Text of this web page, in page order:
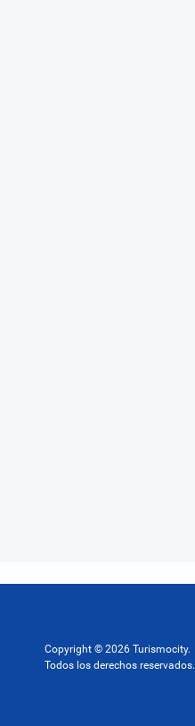
Copyright © 2026 Turismocity.
Todos los derechos reservados.